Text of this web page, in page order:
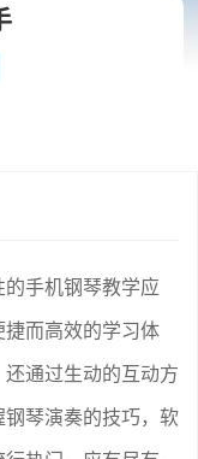
手机钢琴教学应
而高效的学习体
通过生动的互动方
琴演奏的技巧，软